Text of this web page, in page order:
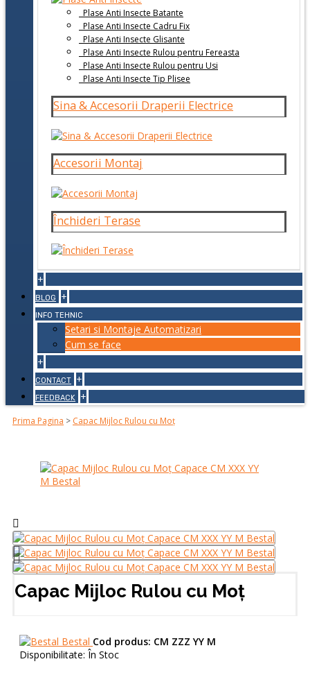
Plase Anti Insecte Batante
Plase Anti Insecte Cadru Fix
Plase Anti Insecte Glisante
Plase Anti Insecte Rulou pentru Fereasta
Plase Anti Insecte Rulou pentru Usi
Plase Anti Insecte Tip Plisee
Sina & Accesorii Draperii Electrice
Accesorii Montaj
Închideri Terase
+
BLOG +
INFO TEHNIC
Setari si Montaje Automatizari
Cum se face
+
CONTACT +
FEEDBACK +
Prima Pagina > Capac Mijloc Rulou cu Moț
Capac Mijloc Rulou cu Moț
Bestal Cod produs: CM ZZZ YY M
Disponibilitate: În Stoc